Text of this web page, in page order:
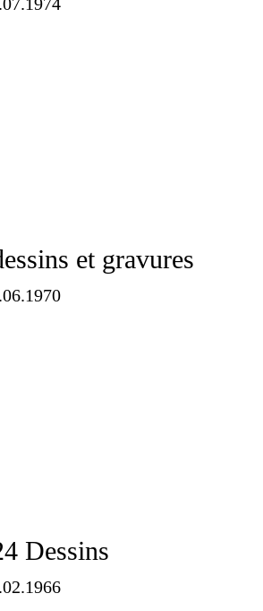
et gravures
Dessins